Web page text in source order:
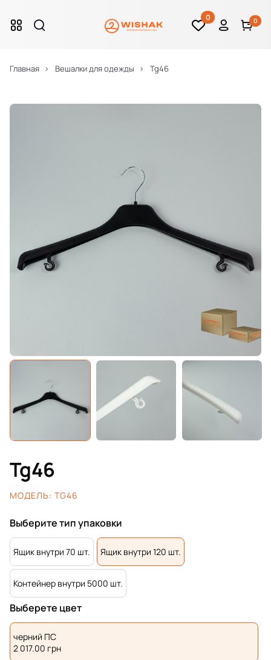
0 0
Главная Вешалки для одежды Tg46
Tg46
МОДЕЛЬ: TG46
Выберите тип упаковки
Ящик внутри 70 шт. Ящик внутри 120 шт.
Контейнер внутри 5000 шт.
Выберете цвет
черний ПС
2 017.00 грн